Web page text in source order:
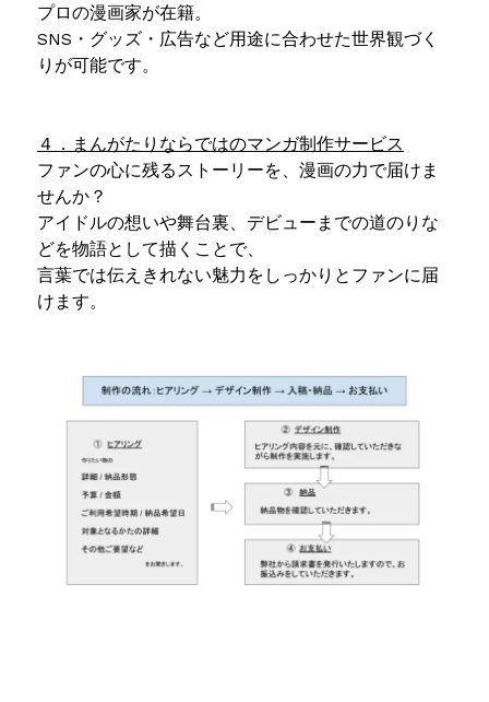
プロの漫画家が在籍。
SNS・グッズ・広告など用途に合わせた世界観づく
りが可能です。
４．まんがたりならではのマンガ制作サービス
ファンの心に残るストーリーを、漫画の力で届けま
せんか？
アイドルの想いや舞台裏、デビューまでの道のりな
どを物語として描くことで、
言葉では伝えきれない魅力をしっかりとファンに届
けます。